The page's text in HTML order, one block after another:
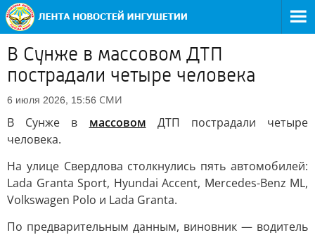
В Сунже в массовом ДТП
пострадали четыре человека
6 июля 2026, 15:56 СМИ
В Сунже в массовом ДТП пострадали четыре
человека.
На улице Свердлова столкнулись пять автомобилей:
Lada Granta Sport, Hyundai Accent, Mercedes-Benz ML,
Volkswagen Polo и Lada Granta.
По предварительным данным, виновник — водитель